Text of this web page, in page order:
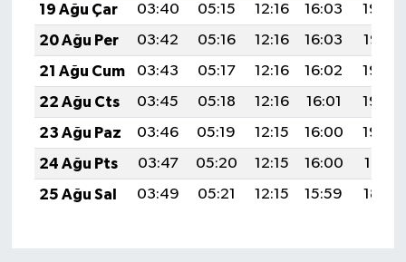
19 Ağu Çar
03:40 05:15 12:16 16:03
19:08
20 Ağu Per
03:42 05:16 12:16 16:03
19:07
21 Ağu Cum
03:43 05:17 12:16 16:02
19:05
22 Ağu Cts
03:45 05:18 12:16 16:01
19:04
23 Ağu Paz
03:46 05:19 12:15 16:00
19:02
24 Ağu Pts
03:47 05:20 12:15 16:00
19:01
25 Ağu Sal
03:49 05:21 12:15 15:59 18:59